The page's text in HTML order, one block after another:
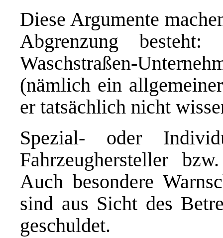
Diese Argumente
Abgrenzung
Waschstraßen-
(nämlich ein
er tatsächlich nicht
Spezial- oder
Fahrzeughersteller
Auch besondere
sind aus Sicht des
geschuldet.